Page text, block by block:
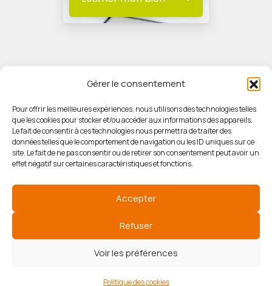
Gérer le consentement
Pour offrir les meilleures expériences, nous utilisons des technologies telles
que les cookies pour stocker et/ou accéder aux informations des appareils.
Le fait de consentir à ces technologies nous permettra de traiter des
données telles que le comportement de navigation ou les ID uniques sur ce
site. Le fait de ne pas consentir ou de retirer son consentement peut avoir un
effet négatif sur certaines caractéristiques et fonctions.
Accepter
Refuser
Voir les préférences
Politique des cookies
© HORIZON IMMOBILIER
Mentions légales
Politique des cookies